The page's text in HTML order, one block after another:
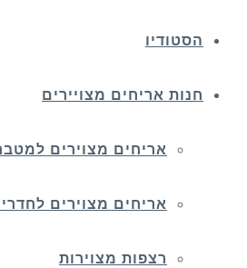
הסטודיו
חנות אריחים מצויירים
אריחים מצוירים
אריחים מצוירים
רצפות מצוירות